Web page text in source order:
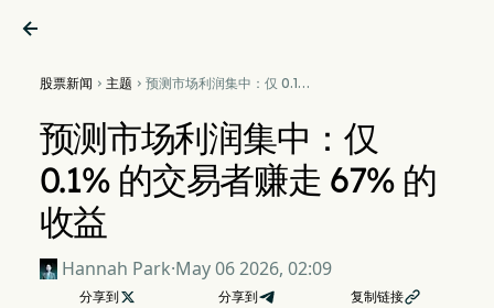

股票新闻  主题  预测市场利润集中：仅 0.1%
预测市场利润集中：仅
0.1% 的交易者赚走 67% 的
收益
Hannah Park·May 06 2026, 02:09
分享到  分享到 复制链接